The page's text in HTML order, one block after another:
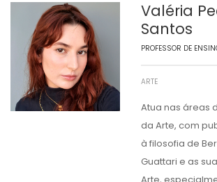
Valéria
Santos
PROFESSOR DE
ARTE
Atua nas áreas
da Arte, com
à filosofia de
Guattari e as